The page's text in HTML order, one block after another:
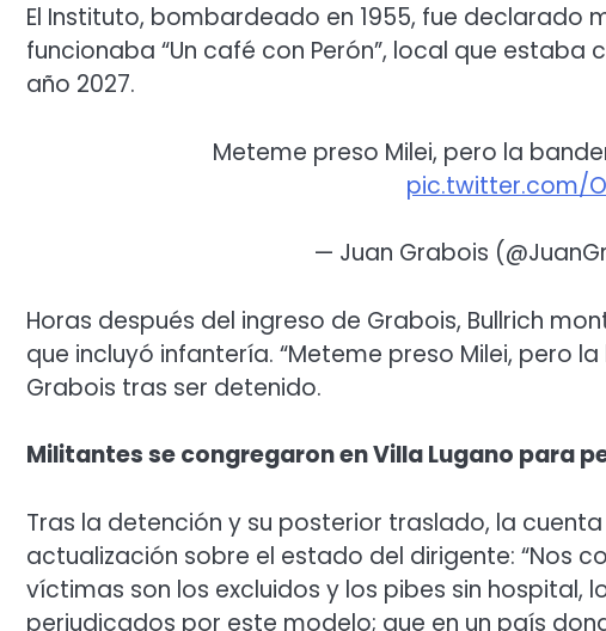
El Instituto, bombardeado en 1955, fue declarado
funcionaba “Un café con Perón”, local que
año 2027.
Meteme preso Milei, pero la
pic.twitter.com/
— Juan Grabois
Horas después del ingreso de Grabois, Bullrich
que incluyó infantería. “Meteme preso Milei, pero
Grabois tras ser detenido.
Militantes se congregaron en Villa Lugano para
Tras la detención y su posterior traslado, la
actualización sobre el estado del dirigente: “Nos
víctimas son los excluidos y los pibes sin hospital,
perjudicados por este modelo; que en un país